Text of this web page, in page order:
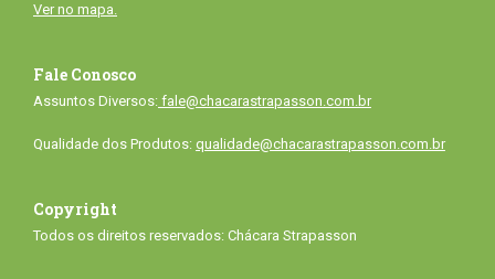
Ver no mapa.
Fale Conosco
Assuntos Diversos: fale@chacarastrapasson.com.br
Qualidade dos Produtos: qualidade@chacarastrapasson.com.br
Copyright
Todos os direitos reservados: Chácara Strapasson